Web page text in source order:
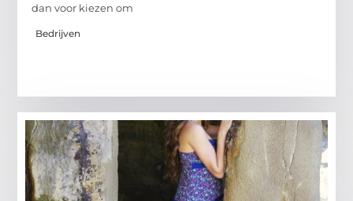
dan voor kiezen om
Bedrijven